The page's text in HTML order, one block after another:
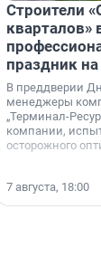
Строители
кварталов»
праздник на
В преддверии
менеджеры
„Терминал-
компании,
осторожного
7 августа, 18:00